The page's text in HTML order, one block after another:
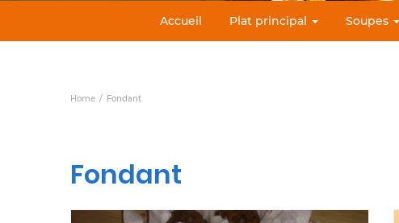
Accueil Plat principal Soupes
Home Fondant
Fondant